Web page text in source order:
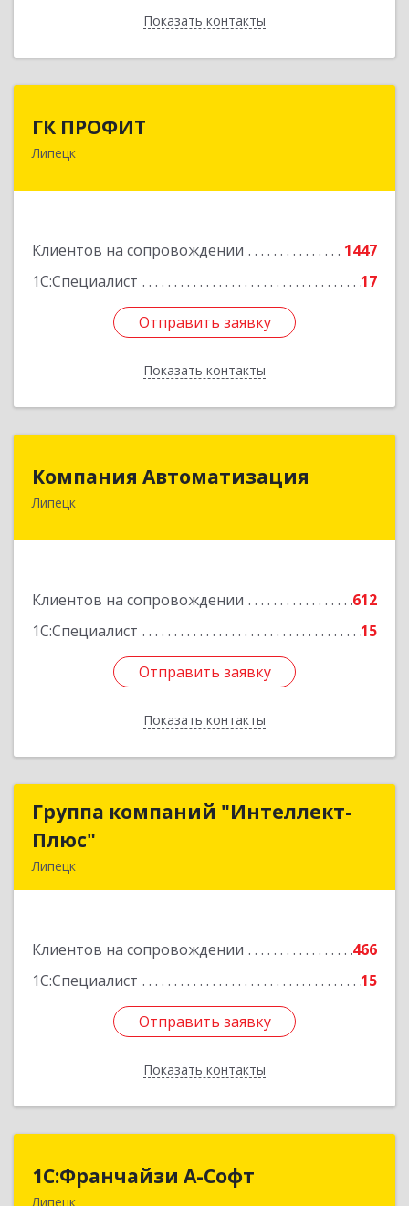
Показать контакты
Назад
ГК ПРОФИТ
Липецк
Клиентов на сопровождении
1447
1С:Специалист
17
Отправить заявку
Показать контакты
398001, Липецкая обл, Липецк г, Советская ул,
Отправить заявку
Назад
Компания Автоматизация
Липецк
Клиентов на сопровождении
612
1С:Специалист
15
Отправить заявку
Показать контакты
398001, Липецкая обл, Липецк г, Победы пл,
Отправить заявку
Назад
Группа компаний "Интеллект-
Плюс"
Липецк
Клиентов на сопровождении
466
1С:Специалист
15
Отправить заявку
Показать контакты
Группа компаний "Интеллект-
Подробнее
Отправить заявку
Назад
1С:Франчайзи А-Софт
Липецк
1С:Франчайзи А-Софт